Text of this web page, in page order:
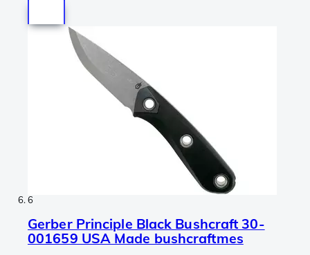
6
Gerber Principle Black Bushcraft 30-
001659 USA Made bushcraftmes